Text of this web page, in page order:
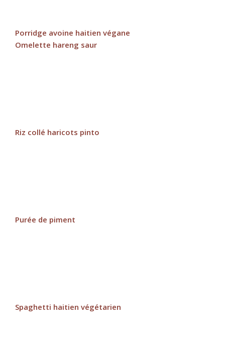
Porridge avoine haitien végane
Omelette hareng saur
Riz collé haricots pinto
Purée de piment
Spaghetti haitien végétarien